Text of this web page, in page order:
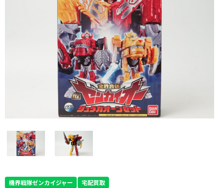
機界戦隊ゼンカイジャー 宅配買取